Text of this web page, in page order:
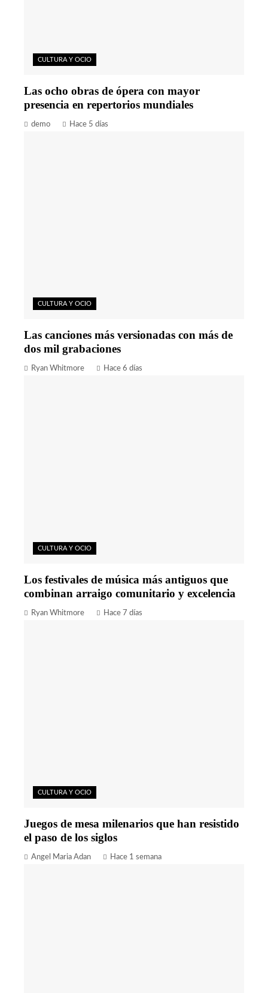
CULTURA Y OCIO
Las ocho obras de ópera con mayor
presencia en repertorios mundiales
demo Hace 5 días
CULTURA Y OCIO
Las canciones más versionadas con más de
dos mil grabaciones
Ryan Whitmore Hace 6 días
CULTURA Y OCIO
Los festivales de música más antiguos que
combinan arraigo comunitario y excelencia
Ryan Whitmore Hace 7 días
CULTURA Y OCIO
Juegos de mesa milenarios que han resistido
el paso de los siglos
Angel Maria Adan Hace 1 semana